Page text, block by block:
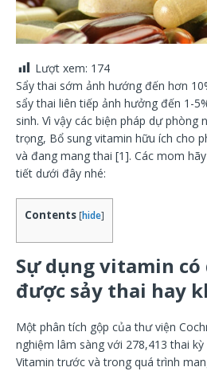
Lượt xem: 174
Sẩy thai sớm ảnh hướng đến hơn
sẩy thai liên tiếp ảnh hưởng đến 1-
sinh. Vì vậy các biện pháp dự phòng
trọng, Bổ sung vitamin hữu ích cho
và đang mang thai [1]. Các mom
tiết dưới đây nhé:
Contents [hide]
Sự dụng vitamin
được sảy thai hay
Một phân tích gộp của thư viện
nghiệm lâm sàng với 278,413 thai
Vitamin trước và trong quá trình